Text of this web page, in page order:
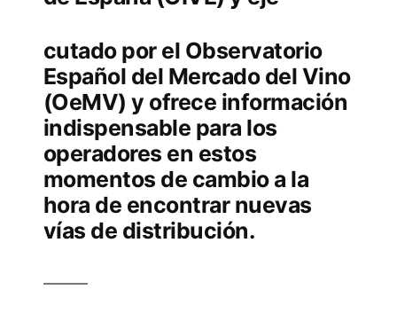
cutado por el Observatorio
Español del Mercado del Vino
(OeMV) y ofrece información
indispensable para los
operadores en estos
momentos de cambio a la
hora de encontrar nuevas
vías de distribución.